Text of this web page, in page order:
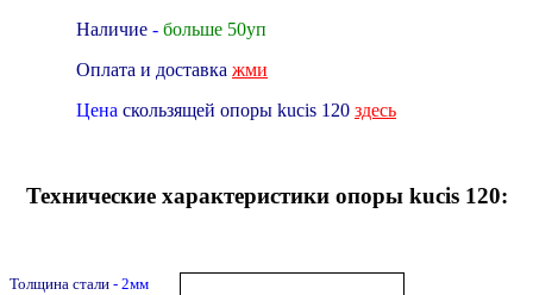
Наличие - больше 50уп
Оплата и доставка жми
Цена скользящей опоры kucis 120 здесь
Технические характеристики опоры kucis 120:
Толщина стали - 2мм